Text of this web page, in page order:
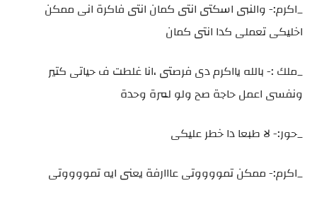
_اكرم:- والنبى اسكتى انتى كمان انتى فاكرة انى ممكن
اخليكى تعملى كدا انتى كمان
_ملك :- بالله يااكرم دى فرصتى ،انا غلطت ف حياتى كتير
ونفسى اعمل حاجة صح ولو لمرة وحدة
_حور:- لا طبعا دا خطر عليكى
_اكرم:- ممكن تمووووتى عااارفة يعنى ايه تمووووتى